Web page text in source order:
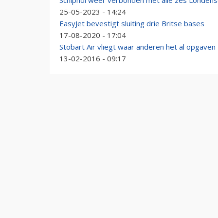
25-05-2023 - 14:24
EasyJet bevestigt sluiting drie Britse bases
17-08-2020 - 17:04
Stobart Air vliegt waar anderen het al opgaven
13-02-2016 - 09:17